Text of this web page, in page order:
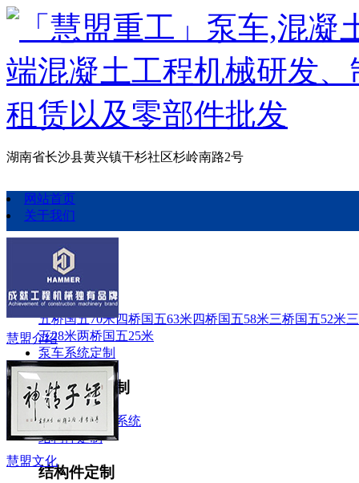
湖南省长沙县黄兴镇干杉社区杉岭南路2号
网站首页
关于我们
慧盟介绍
慧盟文化
泵车定制
泵车定制
五桥国五70米四桥国五63米四桥国五58米三桥国五52米
五28米两桥国五25米
泵车系统定制
泵车系统定制
电汽系统液压系统
结构件定制
结构件定制